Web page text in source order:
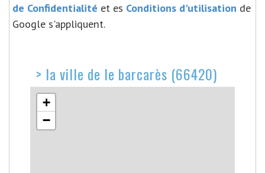
de Confidentialité et es Conditions d'utilisation de
Google s'appliquent.
> la ville de le barcarès (66420)
+
−